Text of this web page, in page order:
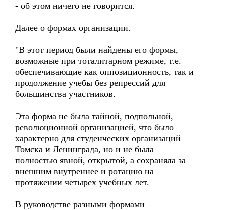
- об этом ничего не говорится.
Далее о формах организации.
"В этот период были найдены его формы,
возможные при тоталитарном режиме, т.е.
обеспечивающие как оппозиционность, так и
продолжение учебы без репрессий для
большинства участников.
Эта форма не была тайной, подпольной,
революционной организацией, что было
характерно для студенческих организаций
Томска и Ленинграда, но и не была
полностью явной, открытой, а сохраняла за
внешним внутреннее и ротацию на
протяжении четырех учебных лет.
В руководстве разными формами